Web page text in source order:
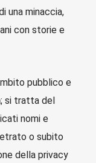
una minaccia,
con storie e
pubblico e
; si tratta del
nomi e
o subito
della privacy